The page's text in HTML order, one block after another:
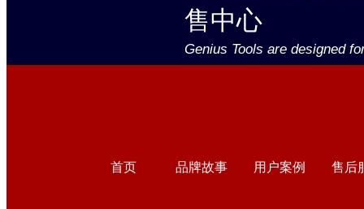
售中心
Genius Tools are designed
首页 品牌故事 用户案例 售后